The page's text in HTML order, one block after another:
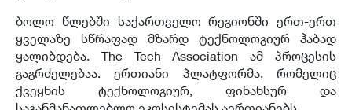
ბოლო წლებში საქართველო რეგიონში ერთ-ერთ
ყველაზე სწრაფად მზარდ ტექნოლოგიურ ჰაბად
ყალიბდება. The Tech Association ამ პროცესის
გაგრძელებაა. ერთიანი პლატფორმა, რომელიც
ქვეყნის ტექნოლოგიურ, ფინანსურ და